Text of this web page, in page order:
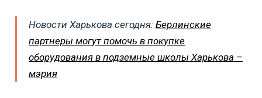
Новости Харькова сегодня: Берлинские
партнеры могут помочь в покупке
оборудования в подземные школы Харькова –
мэрия